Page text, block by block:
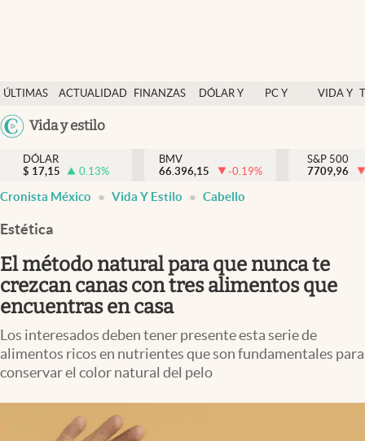
ÚLTIMAS
NOTICIAS
ACTUALIDAD
FINANZAS
DÓLAR Y
PC Y
VIDA Y
México
Vida y estilo
Actualidad
Finanzas y economía
Dólar y mercados
Pc y celular
Vida y estilo
Tv
Clima
Espiritualidad
DÓLAR
$ 17,15 0.13%
BMV
66.396,15
-0.19%
S&P 500
7709,96
Cronista México Vida Y Estilo Cabello
Estética
El método natural para que nunca te
crezcan canas con tres alimentos que
encuentras en casa
Los interesados deben tener presente esta serie de
alimentos ricos en nutrientes que son fundamentales para
conservar el color natural del pelo